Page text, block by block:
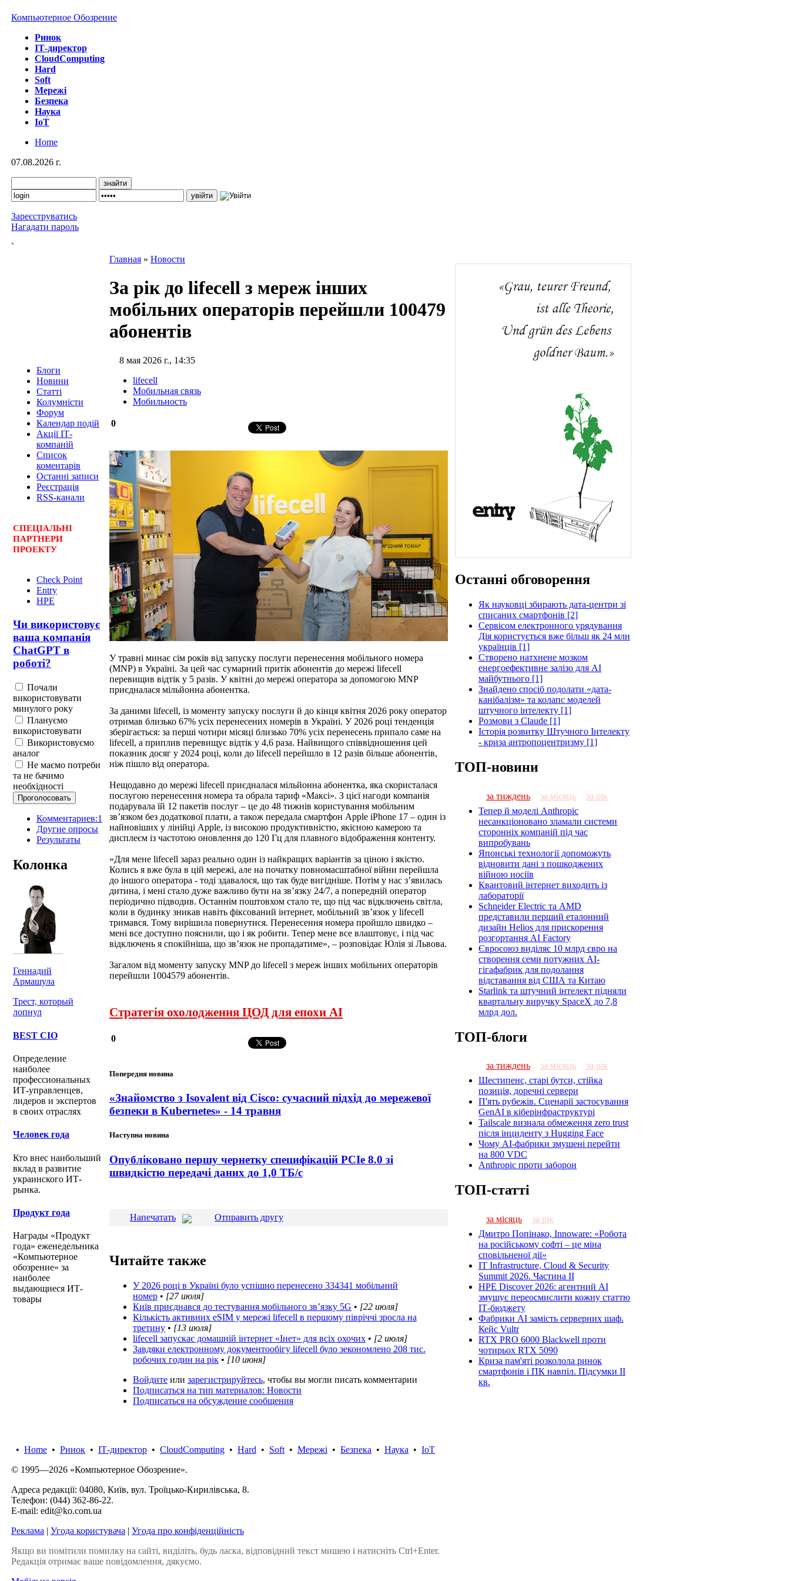
Компьютерное Обозрение
Ринок
IТ-директор
CloudComputing
Hard
Soft
Мережі
Безпека
Наука
IoT
Home
07.08.2026 г.
Зареєструватись
Нагадати пароль
`
Блоги
Новини
Статті
Колумністи
Форум
Календар подій
Акції ІТ-
компаній
Список
коментарів
Останні записи
Реєстрація
RSS-канали
СПЕЦІАЛЬНІ
ПАРТНЕРИ
ПРОЕКТУ
Check Point
Entry
HPE
Чи використовує
ваша компанія
ChatGPT в
роботі?
Почали
використовувати
минулого року
Плануємо
використовувати
Використовуємо
аналог
Не маємо потреби
та не бачимо
необхідності
Комментариев:1
Другие опросы
Результаты
Колонка
Геннадий
Армашула
Трест, который
лопнул
BEST CIO
Определение
наиболее
профессиональных
ИТ-управленцев,
лидеров и экспертов
в своих отраслях
Человек года
Кто внес наибольший
вклад в развитие
украинского ИТ-
рынка.
Продукт года
Награды «Продукт
года» еженедельника
«Компьютерное
обозрение» за
наиболее
выдающиеся ИТ-
товары
Главная » Новости
За рік до lifecell з мереж інших
мобільних операторів перейшли 100479
абонентів
8 мая 2026 г., 14:35
lifecell
Мобильная связь
Мобильность
0
У травні минає сім років від запуску послуги перенесення мобільного номера
(MNP) в Україні. За цей час сумарний притік абонентів до мережі lifecell
перевищив відтік у 5 разів. У квітні до мережі оператора за допомогою MNP
приєдналася мільйонна абонентка.
За даними lifecell, із моменту запуску послуги й до кінця квітня 2026 року оператор
отримав близько 67% усіх перенесених номерів в Україні. У 2026 році тенденція
зберігається: за перші чотири місяці близько 70% усіх перенесень припало саме на
lifecell, а приплив перевищує відтік у 4,6 раза. Найвищого співвідношення цей
показник досяг у 2024 році, коли до lifecell перейшло в 12 разів більше абонентів,
ніж пішло від оператора.
Нещодавно до мережі lifecell приєдналася мільйонна абонентка, яка скористалася
послугою перенесення номера та обрала тариф «Максі». З цієї нагоди компанія
подарувала їй 12 пакетів послуг – це до 48 тижнів користування мобільним
зв’язком без додаткової плати, а також передала смартфон Apple iPhone 17 – один із
найновіших у лінійці Apple, із високою продуктивністю, якісною камерою та
дисплеєм із частотою оновлення до 120 Гц для плавного відображення контенту.
«Для мене lifecell зараз реально один із найкращих варіантів за ціною і якістю.
Колись я вже була в цій мережі, але на початку повномасштабної війни перейшла
до іншого оператора - тоді здавалося, що так буде вигідніше. Потім у нас з’явилась
дитина, і мені стало дуже важливо бути на зв’язку 24/7, а попередній оператор
періодично підводив. Останнім поштовхом стало те, що під час відключень світла,
коли в будинку зникав навіть фіксований інтернет, мобільний зв’язок у lifecell
тримався. Тому вирішила повернутися. Перенесення номера пройшло швидко –
мені все доступно пояснили, що і як робити. Тепер мене все влаштовує, і під час
відключень я спокійніша, що зв’язок не пропадатиме», – розповідає Юлія зі Львова.
Загалом від моменту запуску MNP до lifecell з мереж інших мобільних операторів
перейшли 1004579 абонентів.
Стратегія охолодження ЦОД для епохи AI
0
Попередня новина
«Знайомство з Isovalent від Cisco: сучасний підхід до мережевої
безпеки в Kubernetes» - 14 травня
Наступна новина
Опубліковано першу чернетку специфікацій PCIe 8.0 зі
швидкістю передачі даних до 1,0 ТБ/с
Напечатать Отправить другу
Читайте также
У 2026 році в Україні було успішно перенесено 334341 мобільний
номер • [27 июля]
Київ приєднався до тестування мобільного зв’язку 5G • [22 июля]
Кількість активних eSIM у мережі lifecell в першому півріччі зросла на
третину • [13 июля]
lifecell запускає домашній інтернет «Інет» для всіх охочих • [2 июля]
Завдяки електронному документообігу lifecell було зекономлено 208 тис.
робочих годин на рік • [10 июня]
Войдите или зарегистрируйтесь, чтобы вы могли писать комментарии
Подписаться на тип материалов: Новости
Подписаться на обсуждение сообщения
Останні обговорення
Як науковці збирають дата-центри зі
списаних смартфонів [2]
Сервісом електронного урядування
Дія користується вже більш як 24 млн
українців [1]
Створено натхнене мозком
енергоефективне залізо для AI
майбутнього [1]
Знайдено спосіб подолати «дата-
канібалізм» та колапс моделей
штучного інтелекту [1]
Розмови з Claude [1]
Історія розвитку Штучного Інтелекту
- криза антропоцентризму [1]
ТОП-новини
за тиждень за місяць
за рік
Тепер й моделі Anthropic
несанкціоновано зламали системи
сторонніх компаній під час
випробувань
Японські технології допоможуть
відновити дані з пошкоджених
війною носіїв
Квантовий інтернет виходить із
лабораторії
Schneider Electric та AMD
представили перший еталонний
дизайн Helios для прискорення
розгортання AI Factory
Євросоюз виділяє 10 млрд євро на
створення семи потужних AI-
гігафабрик для подолання
відставання від США та Китаю
Starlink та штучний інтелект підняли
квартальну виручку SpaceX до 7,8
млрд дол.
ТОП-блоги
за тиждень за місяць
за рік
Шестипенс, старі бутси, стійка
позиція, доречні сервери
П'ять рубежів. Сценарії застосування
GenAI в кіберінфраструктурі
Tailscale визнала обмеження zero trust
після інциденту з Hugging Face
Чому AI-фабрики змушені перейти
на 800 VDC
Anthropic проти заборон
ТОП-статті
за місяць
за рік
Дмитро Попінако, Innoware: «Робота
на російському софті – це міна
сповільненої дії»
IT Infrastructure, Cloud & Security
Summit 2026. Частина ІІ
HPE Discover 2026: агентний AI
змушує переосмислити кожну статтю
ІТ-бюджету
Фабрики AI замість серверних шаф.
Кейс Vultr
RTX PRO 6000 Blackwell проти
чотирьох RTX 5090
Криза пам'яті розколола ринок
смартфонів і ПК навпіл. Підсумки ІІ
кв.
• Home • Ринок • IТ-директор • CloudComputing • Hard • Soft • Мережі • Безпека • Наука • IoT
© 1995—2026 «Компьютерное Обозрение».
Адреса редакції: 04080, Київ, вул. Троїцько-Кирилівська, 8.
Телефон: (044) 362-86-22.
E-mail: edit@ko.com.ua
Реклама | Угода користувача | Угода про конфіденційність
Якщо ви помітили помилку на сайті, виділіть, будь ласка, відповідний текст мишею і натисніть Ctrl+Enter.
Редакція отримає ваше повідомлення, дякуємо.